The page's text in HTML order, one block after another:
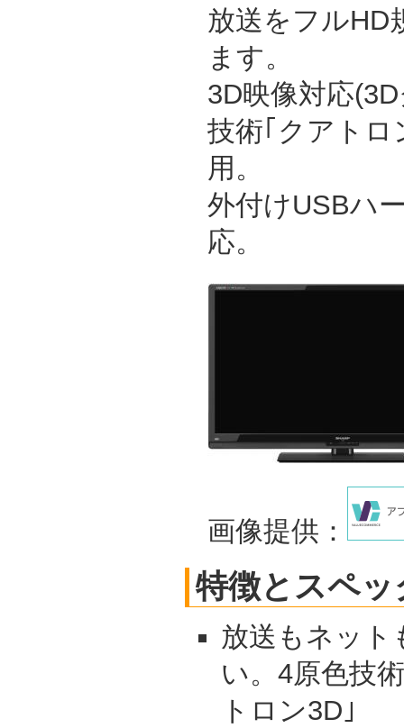
放送をフルHD
ます。
3D映像対応
技術｢クアトロ
用。
外付けUSBハ
応。
画像提供：
特徴とスペッ
放送もネット
い。4原色技
トロン3D｣